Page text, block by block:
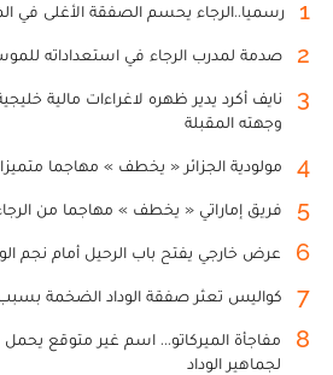
1 رسميا..الرجاء يحسم الصفقة الأغلى في
2 صدمة لمدرب الرجاء في استعداداته
3
نايف أكرد يدير ظهره لاغراءات مالية
وجهته المقبلة
4 مولودية الجزائر « يخطف » مهاجما
5 فريق إماراتي « يخطف » مهاجما من
6 عرض خارجي يفتح باب الرحيل أمام نجم
7 كواليس تعثر صفقة الوداد الضخمة
8
مفاجأة الميركاتو... اسم غير متوقع يحمل
لجماهير الوداد